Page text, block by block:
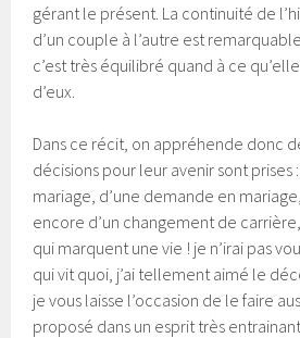
gérant le présent. La continuité de
d’un couple à l’autre est
c’est très équilibré quand à ce
d’eux.
Dans ce récit, on appréhende donc
décisions pour leur avenir sont prises :
mariage, d’une demande en
encore d’un changement de
qui marquent une vie ! je n’irai pas
qui vit quoi, j’ai tellement aimé le
je vous laisse l’occasion de le faire
proposé dans un esprit très